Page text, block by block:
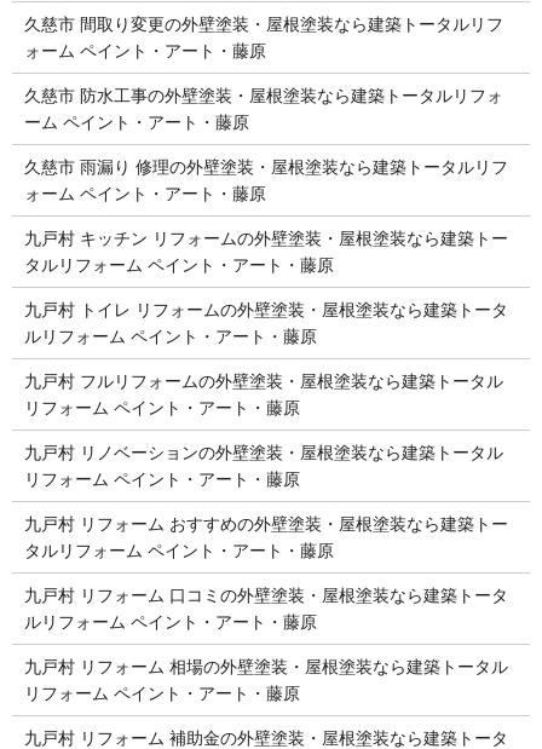
久慈市 間取り変更の外壁塗装・屋根塗装なら建築トータルリフ
ォーム ペイント・アート・藤原
久慈市 防水工事の外壁塗装・屋根塗装なら建築トータルリフォ
ーム ペイント・アート・藤原
久慈市 雨漏り 修理の外壁塗装・屋根塗装なら建築トータルリフ
ォーム ペイント・アート・藤原
九戸村 キッチン リフォームの外壁塗装・屋根塗装なら建築トー
タルリフォーム ペイント・アート・藤原
九戸村 トイレ リフォームの外壁塗装・屋根塗装なら建築トータ
ルリフォーム ペイント・アート・藤原
九戸村 フルリフォームの外壁塗装・屋根塗装なら建築トータル
リフォーム ペイント・アート・藤原
九戸村 リノベーションの外壁塗装・屋根塗装なら建築トータル
リフォーム ペイント・アート・藤原
九戸村 リフォーム おすすめの外壁塗装・屋根塗装なら建築トー
タルリフォーム ペイント・アート・藤原
九戸村 リフォーム 口コミの外壁塗装・屋根塗装なら建築トータ
ルリフォーム ペイント・アート・藤原
九戸村 リフォーム 相場の外壁塗装・屋根塗装なら建築トータル
リフォーム ペイント・アート・藤原
九戸村 リフォーム 補助金の外壁塗装・屋根塗装なら建築トータ